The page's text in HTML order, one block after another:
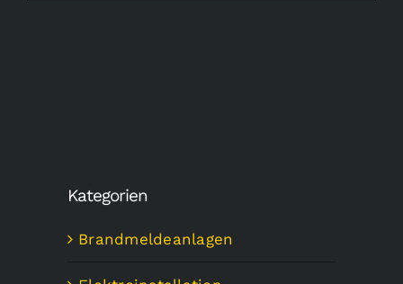
Kategorien
Brandmeldeanlagen